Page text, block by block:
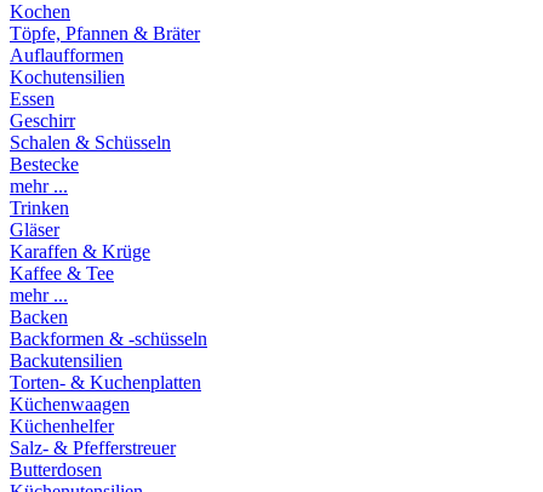
Kochen
Töpfe, Pfannen & Bräter
Auflaufformen
Kochutensilien
Essen
Geschirr
Schalen & Schüsseln
Bestecke
mehr ...
Trinken
Gläser
Karaffen & Krüge
Kaffee & Tee
mehr ...
Backen
Backformen & -schüsseln
Backutensilien
Torten- & Kuchenplatten
Küchenwaagen
Küchenhelfer
Salz- & Pfefferstreuer
Butterdosen